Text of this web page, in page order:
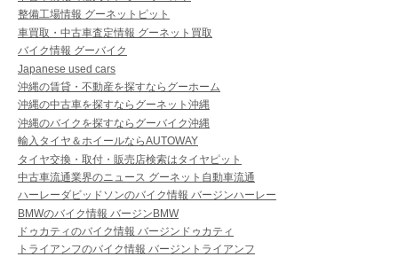
整備工場情報 グーネットピット
車買取・中古車査定情報 グーネット買取
バイク情報 グーバイク
Japanese used cars
沖縄の賃貸・不動産を探すならグーホーム
沖縄の中古車を探すならグーネット沖縄
沖縄のバイクを探すならグーバイク沖縄
輸入タイヤ＆ホイールならAUTOWAY
タイヤ交換・取付・販売店検索はタイヤピット
中古車流通業界のニュース グーネット自動車流通
ハーレーダビッドソンのバイク情報 バージンハーレー
BMWのバイク情報 バージンBMW
ドゥカティのバイク情報 バージンドゥカティ
トライアンフのバイク情報 バージントライアンフ